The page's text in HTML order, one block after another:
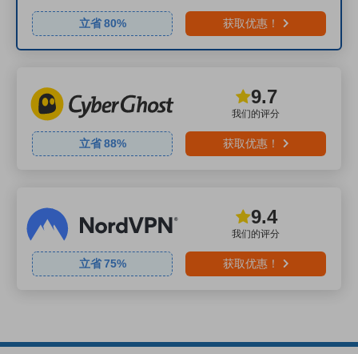
立省 80% 获取优惠！
我们的评分
9.7
立省 88% 获取优惠！
我们的评分
9.4
立省 75% 获取优惠！